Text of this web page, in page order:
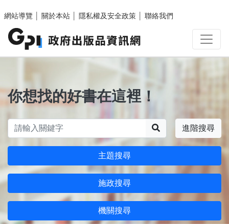
網站導覽
關於本站 隱私權及安全政策 聯絡我們
你想找的好書在這裡！
進階搜尋
主題搜尋
施政搜尋
機關搜尋